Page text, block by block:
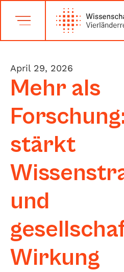
April 29, 2026
Mehr als
stärkt
und
Wirkung